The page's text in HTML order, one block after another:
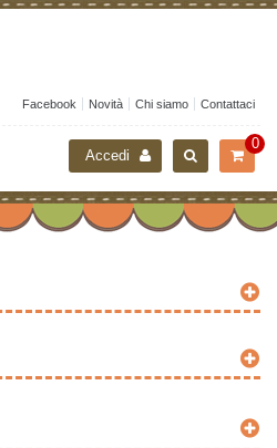
Facebook Novità Chi siamo Contattaci
0
Accedi